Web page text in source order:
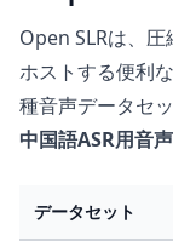
Open SLRは、
ホストする便利
種音声データセ
中国語ASR用音
データセット